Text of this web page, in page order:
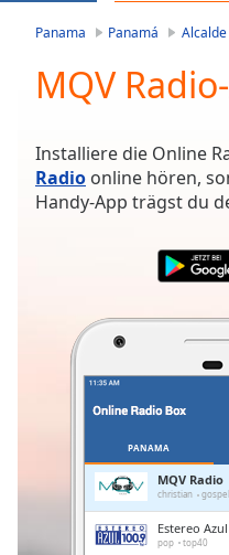
Current
Time0:00
Duration-:-
Loaded:
0.00%
Remaining
Panama Panamá
MQV
Installiere die Online
Radio online hören,
Handy-App trägst du
PANAMA
MQV Radio
christian gospel
Estereo Azul
pop top40